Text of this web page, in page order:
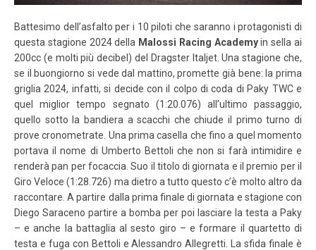
Battesimo dell’asfalto per i 10 piloti che saranno i protagonisti di
questa stagione 2024 della Malossi Racing Academyin sella ai
200cc (e molti più decibel) del Dragster Italjet. Una stagione che,
se il buongiorno si vede dal mattino, promette già bene: la prima
griglia 2024, infatti, si decide con il colpo di coda di Paky TWC e
quel miglior tempo segnato (1:20.076) all’ultimo passaggio,
quello sotto la bandiera a scacchi che chiude il primo turno di
prove cronometrate. Una prima casella che fino a quel momento
portava il nome di Umberto Bettoli che non si farà intimidire e
renderà pan per focaccia. Suo il titolo di giornata e il premio per il
Giro Veloce (1:28.726) ma dietro a tutto questo c’è molto altro da
raccontare. A partire dalla prima finale di giornata e stagione con
Diego Saraceno partire a bomba per poi lasciare la testa a Paky
– e anche la battaglia al sesto giro – e formare il quartetto di
testa e fuga con Bettoli e Alessandro Allegretti. La sfida finale è